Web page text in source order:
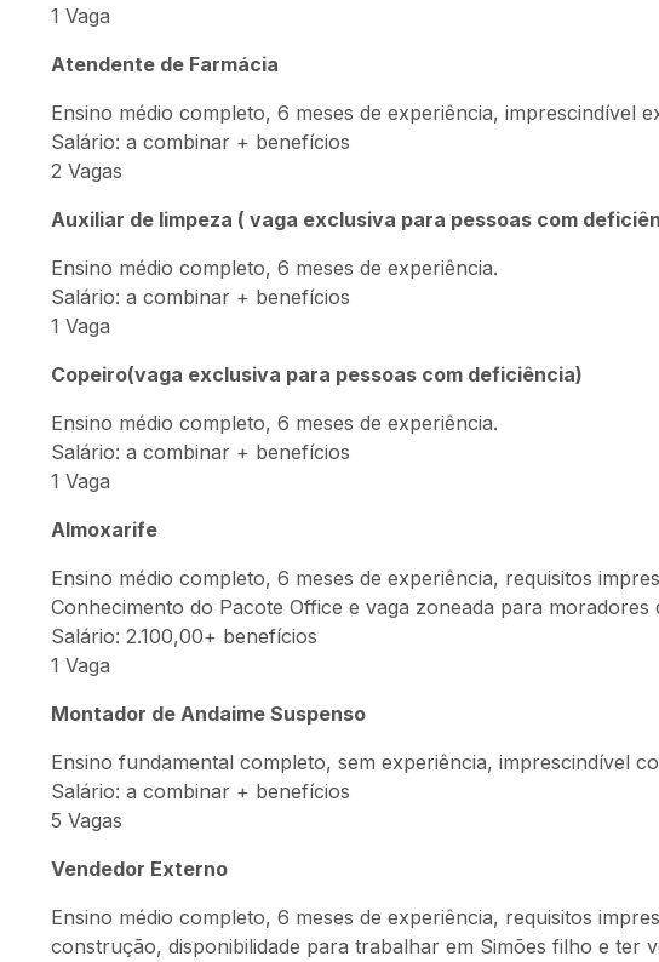
1 Vaga
Atendente de Farmácia
Ensino médio completo, 6 meses de experiência, imprescindível
Salário: a combinar + benefícios
2 Vagas
Auxiliar de limpeza ( vaga exclusiva para pessoas com
Ensino médio completo, 6 meses de experiência.
Salário: a combinar + benefícios
1 Vaga
Copeiro(vaga exclusiva para pessoas com deficiência)
Ensino médio completo, 6 meses de experiência.
Salário: a combinar + benefícios
1 Vaga
Almoxarife
Ensino médio completo, 6 meses de experiência, requisitos
Conhecimento do Pacote Office e vaga zoneada para moradores
Salário: 2.100,00+ benefícios
1 Vaga
Montador de Andaime Suspenso
Ensino fundamental completo, sem experiência, imprescindível
Salário: a combinar + benefícios
5 Vagas
Vendedor Externo
Ensino médio completo, 6 meses de experiência, requisitos
construção, disponibilidade para trabalhar em Simões filho e ter